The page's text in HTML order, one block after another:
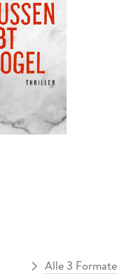
Alle 3 Formate